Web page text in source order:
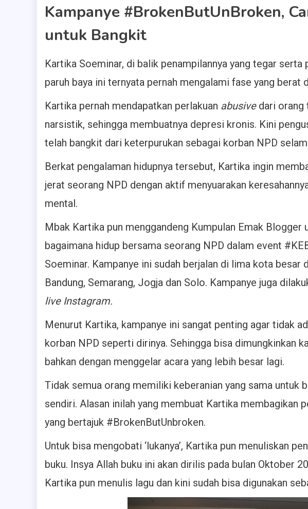
Kampanye #BrokenButUnBroken,
untuk Bangkit
Kartika Soeminar, di balik penampilannya yang tegar serta
paruh baya ini ternyata pernah mengalami fase yang berat
Kartika pernah mendapatkan perlakuan abusivedari orang
narsistik, sehingga membuatnya depresi kronis. Kini
telah bangkit dari keterpurukan sebagai korban NPD
Berkat pengalaman hidupnya tersebut, Kartika ingin
jerat seorang NPD dengan aktif menyuarakan
mental.
Mbak Kartika pun menggandeng Kumpulan Emak Blogger
bagaimana hidup bersama seorang NPD dalam event
Soeminar. Kampanye ini sudah berjalan di lima kota besar
Bandung, Semarang, Jogja dan Solo. Kampanye juga
live Instagram.
Menurut Kartika, kampanye ini sangat penting agar tidak
korban NPD seperti dirinya. Sehingga bisa dimungkinkan
bahkan dengan menggelar acara yang lebih besar lagi.
Tidak semua orang memiliki keberanian yang sama untuk
sendiri. Alasan inilah yang membuat Kartika membagikan
yang bertajuk #BrokenButUnbroken.
Untuk bisa mengobati ‘lukanya’, Kartika pun menuliskan
buku. Insya Allah buku ini akan dirilis pada bulan Oktober
Kartika pun menulis lagu dan kini sudah bisa digunakan